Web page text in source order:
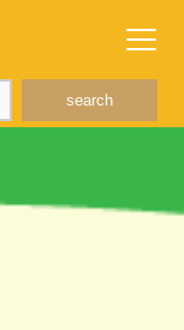
search